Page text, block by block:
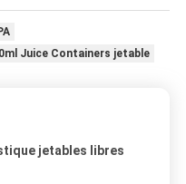
Juice Containers jetable
jetables libres